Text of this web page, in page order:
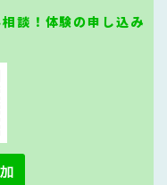
談！体験の申し込み